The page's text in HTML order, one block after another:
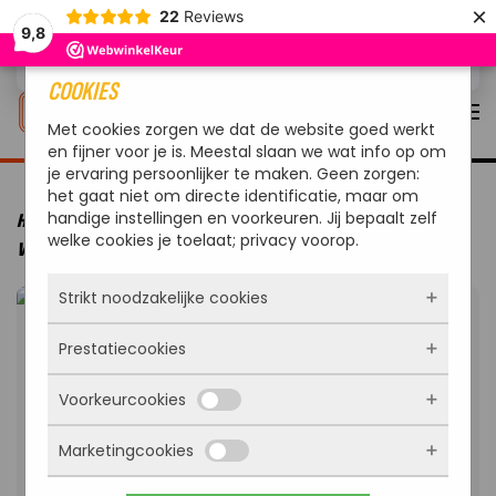
9,8
22 Reviews ×
Overslaan en naar de inhoud gaan
HOME VUUR & WARMTE VUURKORVEN
REDFIRE KIRUNA
VUURKORF HANDMADE ROEST
COOKIES
Met cookies zorgen we dat de website goed werkt
en fijner voor je is. Meestal slaan we wat info op om
je ervaring persoonlijker te maken. Geen zorgen:
het gaat niet om directe identificatie, maar om
handige instellingen en voorkeuren. Jij bepaalt zelf
welke cookies je toelaat; privacy voorop.
Strikt noodzakelijke cookies
Deze cookies zorgen ervoor dat de website
überhaupt werkt. Ze zijn dus altijd actief en
kunnen niet worden uitgezet. Meestal worden
ze alleen geplaatst als jij iets doet, zoals
inloggen, een formulier invullen of je
privacyvoorkeuren opslaan. Je kunt je browser
zo instellen dat hij deze cookies blokkeert of je
Prestatiecookies
Met deze cookies zien we hoe vaak onze site
bezocht wordt, waar bezoekers vandaan
komen en welke pagina’s populair zijn. Zo
kunnen we de website blijven verbeteren.
Voorkeurcookies
Deze cookies onthouden jouw voorkeuren.
Bijvoorbeeld taalkeuze of ingevulde gegevens.
Marketingcookies